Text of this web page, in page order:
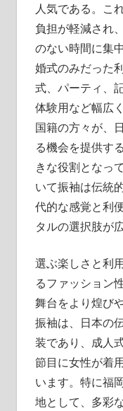
人気である。こ
負担が軽減され
のない時間に集
婚式のみだった
式、パーティ、
体験用など幅広
国籍の方々が、
る機会を提供す
きな役割となっ
いて振袖は伝統
代的な感覚と利
タルの選択肢が
選ぶ楽しさと利
るファッション
舞台をより煌び
振袖は、日本の
装であり、成人
節目に女性が着
います。特に福
地として、多彩